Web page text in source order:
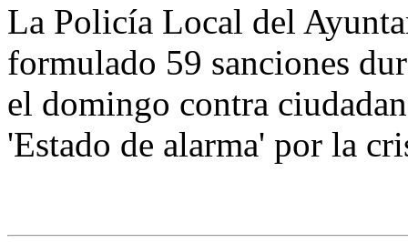
La Policía Local del
formulado 59 sanciones
el domingo contra
'Estado de alarma' por la